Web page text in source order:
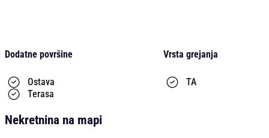
Dodatne površine
Ostava
Terasa
Vrsta grejanja
TA
Nekretnina na mapi